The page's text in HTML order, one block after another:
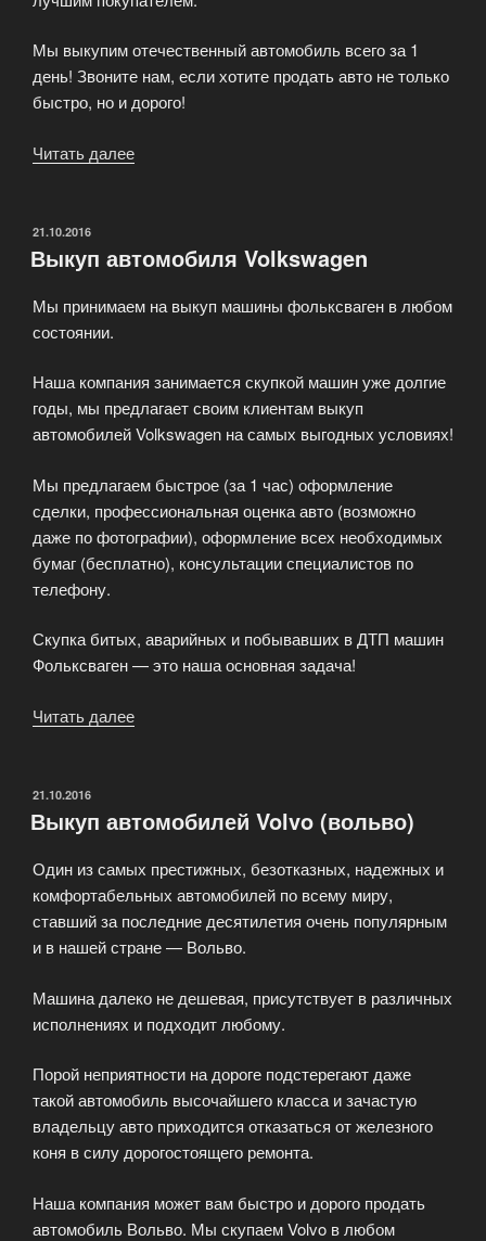
Мы выкупим отечественный автомобиль всего за 1
день! Звоните нам, если хотите продать авто не только
быстро, но и дорого!
Читать далее
по
ценам
ОПУБЛИКОВАНО
21.10.2016
Выкуп автомобиля Volkswagen
Мы принимаем на выкуп машины фольксваген в любом
состоянии.
Наша компания занимается скупкой машин уже долгие
годы, мы предлагает своим клиентам выкуп
автомобилей Volkswagen на самых выгодных условиях!
Мы предлагаем быстрое (за 1 час) оформление
сделки, профессиональная оценка авто (возможно
даже по фотографии), оформление всех необходимых
бумаг (бесплатно), консультации специалистов по
телефону.
Скупка битых, аварийных и побывавших в ДТП машин
Фольксваген — это наша основная задача!
Читать далее
ОПУБЛИКОВАНО
21.10.2016
Выкуп автомобилей Volvo (вольво)
Один из самых престижных, безотказных, надежных и
комфортабельных автомобилей по всему миру,
ставший за последние десятилетия очень популярным
и в нашей стране — Вольво.
Машина далеко не дешевая, присутствует в различных
исполнениях и подходит любому.
Порой неприятности на дороге подстерегают даже
такой автомобиль высочайшего класса и зачастую
владельцу авто приходится отказаться от железного
коня в силу дорогостоящего ремонта.
Наша компания может вам быстро и дорого продать
автомобиль Вольво. Мы скупаем Volvo в любом